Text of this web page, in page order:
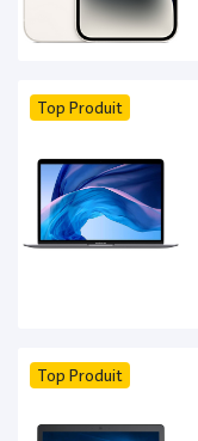
Top Produit
Top Produit